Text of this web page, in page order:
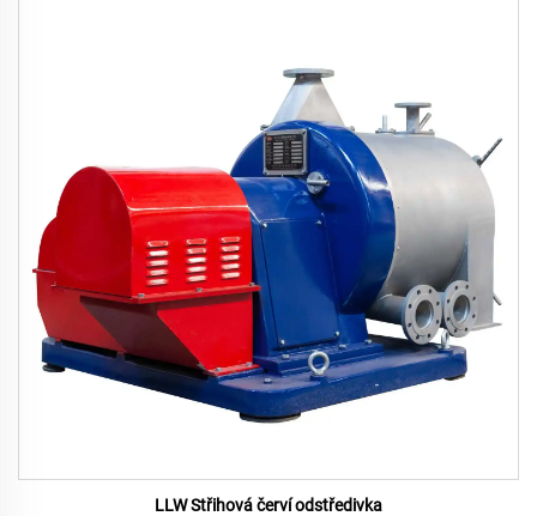
LLW Střihová červí odstředivka